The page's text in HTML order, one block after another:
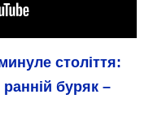
століття:
буряк –